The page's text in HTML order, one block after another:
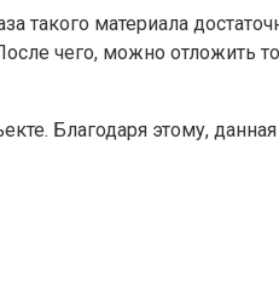
материала
чего, можно отложить
Благодаря этому,